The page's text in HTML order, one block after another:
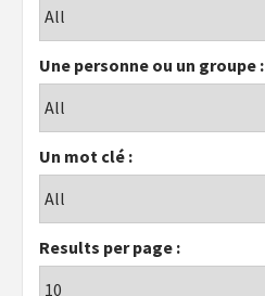
Une personne ou un groupe :
Un mot clé :
Results per page :